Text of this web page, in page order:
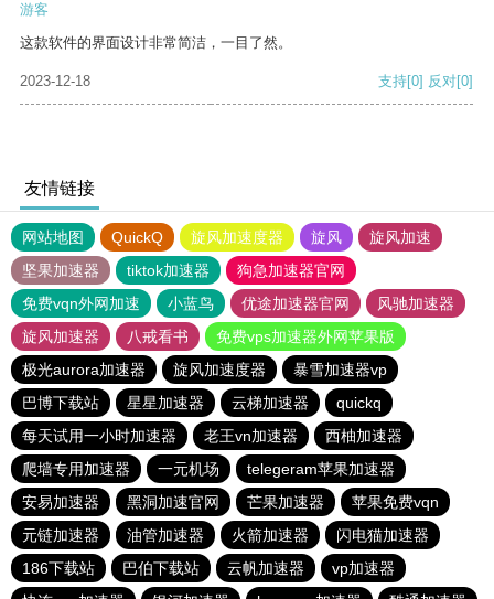
游客
这款软件的界面设计非常简洁，一目了然。
2023-12-18 支持[0] 反对[0]
友情链接
网站地图 QuickQ 旋风加速度器 旋风
旋风加速
坚果加速器
tiktok加速器
狗急加速器官网
免费vqn外网加速
小蓝鸟 优途加速器官网
风驰加速器
旋风加速器
八戒看书
免费vps加速器外网苹果版
极光aurora加速器
旋风加速度器
暴雪加速器vp
巴博下载站
星星加速器 云梯加速器
quickq
每天试用一小时加速器
老王vn加速器
西柚加速器
爬墙专用加速器
一元机场
telegeram苹果加速器
安易加速器
黑洞加速官网 芒果加速器
苹果免费vqn
元链加速器
油管加速器 火箭加速器
闪电猫加速器
186下载站
巴伯下载站 云帆加速器
vp加速器